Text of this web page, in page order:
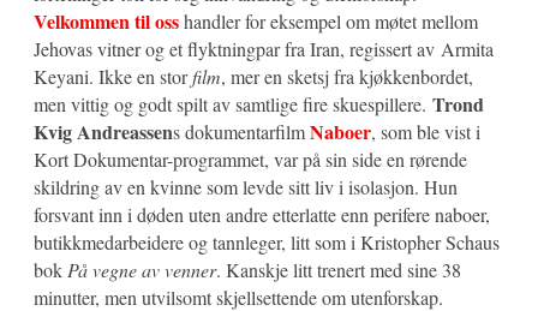
Velkommen til osshandler for eksempel om møtet mellom
Jehovas vitner og et flyktningpar fra Iran, regissert av Armita
Keyani. Ikke en storfilm, mer en sketsj fra kjøkkenbordet,
men vittig og godt spilt av samtlige fire skuespillere. Trond
Kvig Andreassens dokumentarfilmNaboer, som ble vist i
Kort Dokumentar-programmet, var på sin side en rørende
skildring av en kvinne som levde sitt liv i isolasjon. Hun
forsvant inn i døden uten andre etterlatte enn perifere naboer,
butikkmedarbeidere og tannleger, litt som i Kristopher Schaus
bok På vegne av venner. Kanskje litt trenert med sine 38
minutter, men utvilsomt skjellsettende om utenforskap.